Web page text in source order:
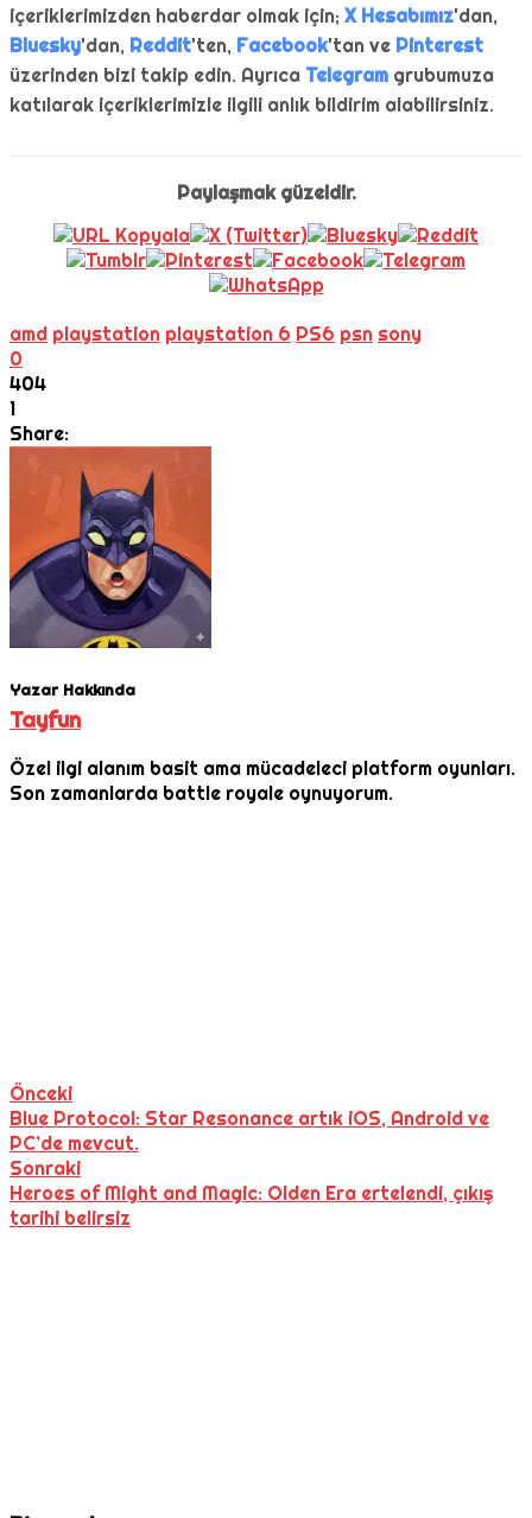
içeriklerimizden haberdar olmak için; X Hesabımız'dan,
Bluesky'dan, Reddit'ten, Facebook'tan ve Pinterest
üzerinden bizi takip edin. Ayrıca Telegram grubumuza
katılarak içeriklerimizle ilgili anlık bildirim alabilirsiniz.
Paylaşmak güzeldir.
amd playstation playstation 6 PS6 psn sony
0
404
1
Share:
Yazar Hakkında
Tayfun
Özel ilgi alanım basit ama mücadeleci platform oyunları.
Son zamanlarda battle royale oynuyorum.
Önceki
Blue Protocol: Star Resonance artık iOS, Android ve
PC’de mevcut.
Sonraki
Heroes of Might and Magic: Olden Era ertelendi, çıkış
tarihi belirsiz